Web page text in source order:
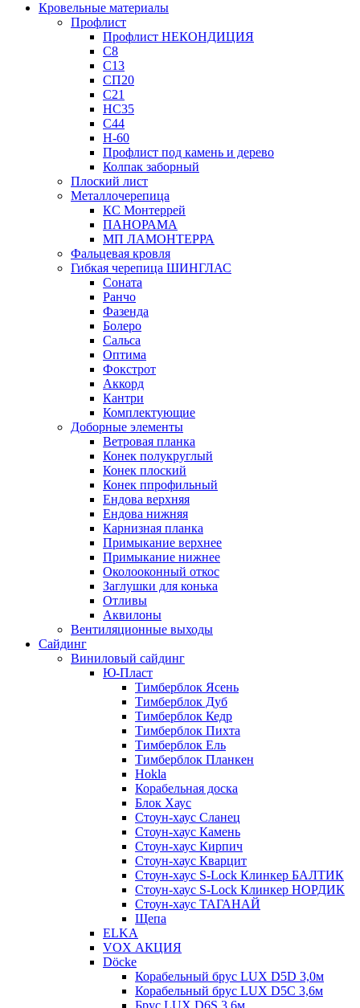
Кровельные материалы
Профлист
Профлист НЕКОНДИЦИЯ
С8
С13
СП20
С21
НС35
С44
Н-60
Профлист под камень и дерево
Колпак заборный
Плоский лист
Металлочерепица
КС Монтеррей
ПАНОРАМА
МП ЛАМОНТЕРРА
Фальцевая кровля
Гибкая черепица ШИНГЛАС
Соната
Ранчо
Фазенда
Болеро
Сальса
Оптима
Фокстрот
Аккорд
Кантри
Комплектующие
Доборные элементы
Ветровая планка
Конек полукруглый
Конек плоский
Конек ппрофильный
Ендова верхняя
Ендова нижняя
Карнизная планка
Примыкание верхнее
Примыкание нижнее
Околооконный откос
Заглушки для конька
Отливы
Аквилоны
Вентиляционные выходы
Сайдинг
Виниловый сайдинг
Ю-Пласт
Тимберблок Ясень
Тимберблок Дуб
Тимберблок Кедр
Тимберблок Пихта
Тимберблок Ель
Тимберблок Планкен
Hokla
Корабельная доска
Блок Хаус
Стоун-хаус Сланец
Стоун-хаус Камень
Стоун-хаус Кирпич
Стоун-хаус Кварцит
Стоун-хаус S-Lock Клинкер БАЛТИК
Стоун-хаус S-Lock Клинкер НОРДИК
Стоун-хаус ТАГАНАЙ
Щепа
ELKA
VOX АКЦИЯ
Döcke
Корабельный брус LUX D5D 3,0м
Корабельный брус LUX D5C 3,6м
Брус LUX D6S 3,6м